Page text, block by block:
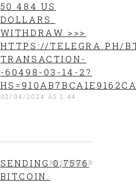
50 484 US
DOLLARS.
WITHDRАW >>>
HTTPS://TELEGRA.PH/
TRANSACTION-
-60498-03-14-2?
02/04/2024 ÁS 2:44
SЕNDING 0,7576
BITСОIN.
RESPONDER